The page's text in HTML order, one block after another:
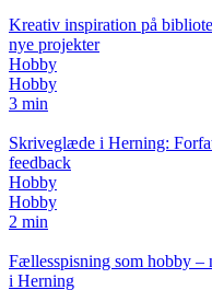
Kreativ inspiration på
nye projekter
Hobby
Hobby
3 min
Skriveglæde i Herning:
feedback
Hobby
Hobby
2 min
Fællesspisning som hobby –
i Herning